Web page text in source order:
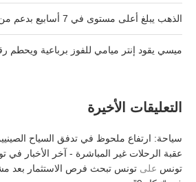
الذهب يبلغ أعلى مستوى في 7 أسابيع بدعم من آمال فتح مضيق هرمز
ميسي يقود إنتر ميامي للفوز برباعية ويحطم
التعليقات الأخيرة
سياحة: ارتفاع ملحوظ في تدفق السياح
عقبة الرحلات غير المباشرة - آخر الأخبار في
تونس على تونس تبحث فرص الاستثمار بعد